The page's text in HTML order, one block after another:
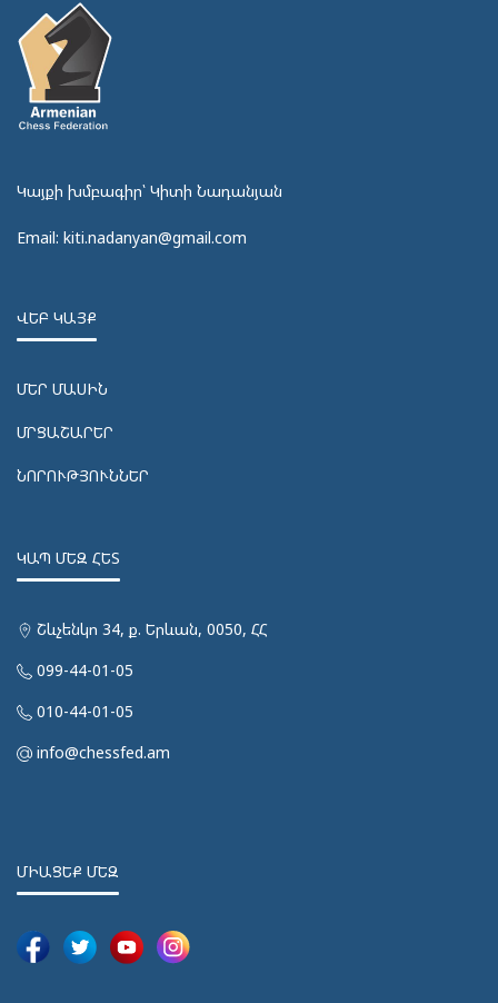
Կայքի խմբագիր՝ Կիտի Նադանյան
Email: kiti.nadanyan@gmail.com
ՎԵԲ ԿԱՅՔ
ՄԵՐ ՄԱՍԻՆ
ՄՐՑԱՇԱՐԵՐ
ՆՈՐՈՒԹՅՈՒՆՆԵՐ
ԿԱՊ ՄԵԶ ՀԵՏ
Շևչենկո 34, ք. Երևան, 0050, ՀՀ
099-44-01-05
010-44-01-05
info@chessfed.am
ՄԻԱՑԵՔ ՄԵԶ